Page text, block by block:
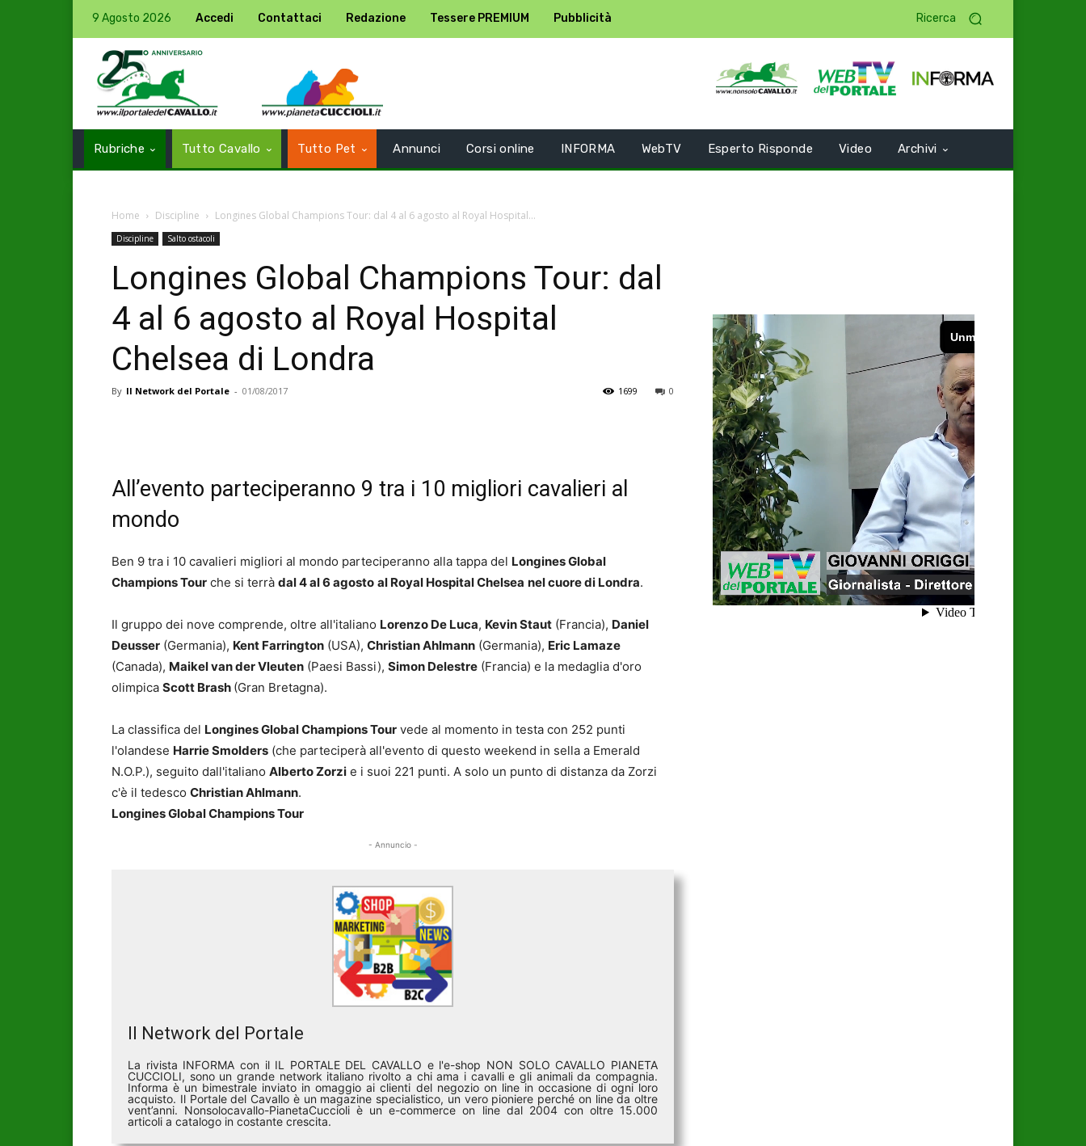
9 Agosto 2026 Accedi Contattaci Redazione Tessere PREMIUM Pubblicità Ricerca
Rubriche Tutto Cavallo Tutto Pet Annunci Corsi online INFORMA WebTV Esperto Risponde Video Archivi
Home Discipline Longines Global Champions Tour: dal 4 al 6 agosto al Royal Hospital...
Discipline Salto ostacoli
Longines Global Champions Tour: dal
4 al 6 agosto al Royal Hospital
Chelsea di Londra
By Il Network del Portale - 01/08/2017 0
1699
All’evento parteciperanno 9 tra i 10 migliori cavalieri al
mondo
Ben 9 tra i 10 cavalieri migliori al mondo parteciperanno alla tappa del Longines Global
Champions Tour che si terrà dal 4 al 6 agosto al Royal Hospital Chelsea nel cuore di Londra.
Il gruppo dei nove comprende, oltre all'italiano Lorenzo De Luca, Kevin Staut (Francia), Daniel
Deusser (Germania), Kent Farrington (USA), Christian Ahlmann (Germania), Eric Lamaze
(Canada), Maikel van der Vleuten (Paesi Bassi), Simon Delestre (Francia) e la medaglia d'oro
olimpica Scott Brash (Gran Bretagna).
La classifica del Longines Global Champions Tour vede al momento in testa con 252 punti
l'olandese Harrie Smolders (che parteciperà all'evento di questo weekend in sella a Emerald
N.O.P.), seguito dall'italiano Alberto Zorzi e i suoi 221 punti. A solo un punto di distanza da Zorzi
c'è il tedesco Christian Ahlmann.
Longines Global Champions Tour
- Annuncio -
Il Network del Portale
La rivista INFORMA con il IL PORTALE DEL CAVALLO e l'e-shop NON SOLO CAVALLO PIANETA
CUCCIOLI, sono un grande network italiano rivolto a chi ama i cavalli e gli animali da compagnia.
Informa è un bimestrale inviato in omaggio ai clienti del negozio on line in occasione di ogni loro
acquisto. Il Portale del Cavallo è un magazine specialistico, un vero pioniere perché on line da oltre
vent’anni. Nonsolocavallo-PianetaCuccioli è un e-commerce on line dal 2004 con oltre 15.000
articoli a catalogo in costante crescita.